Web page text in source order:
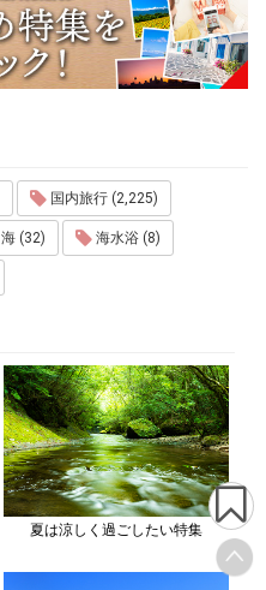
国内旅行 (2,225)
海 (32) 海水浴 (8)
夏は涼しく過ごしたい特集